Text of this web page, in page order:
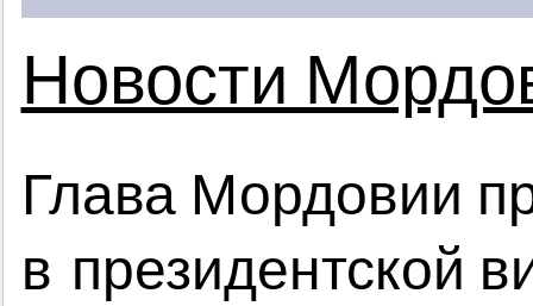
Новости
Глава Мордовии
в президентской